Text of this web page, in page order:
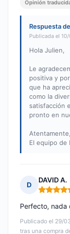
Opinión
Respuesta
Publicada el
Hola Julien,
Le
positiva y
que ha
como la
satisfacción
pronto en
Atentamente,
El equipo de
D
DAVID A.
Nota: 5
Publicado el 29/
tras una compra
Perfecto, nada